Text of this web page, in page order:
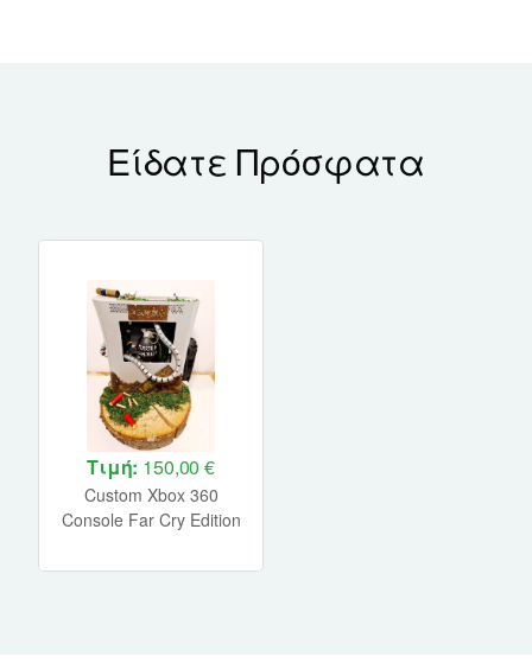
Είδατε Πρόσφατα
Τιμή: 150,00 €
Custom Xbox 360
Console Far Cry Edition